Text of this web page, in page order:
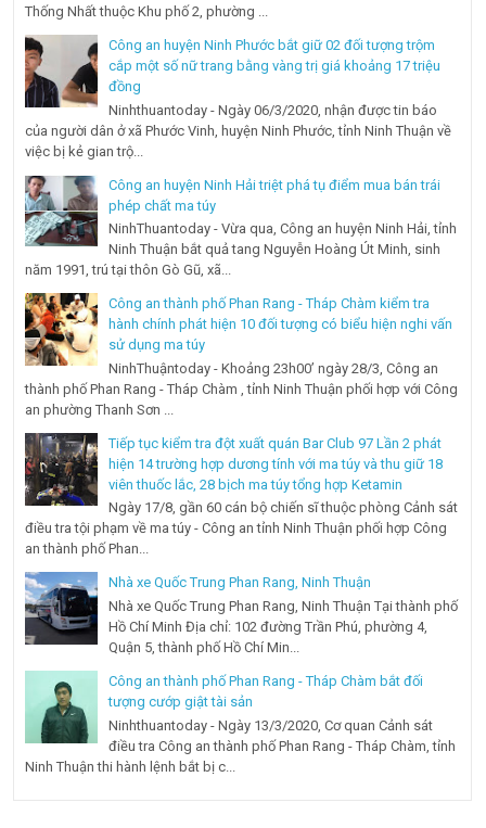
Thống Nhất thuộc Khu phố 2, phường ...
Công an huyện Ninh Phước bắt giữ 02 đối tượng trộm
cắp một số nữ trang bằng vàng trị giá khoảng 17 triệu
đồng
Ninhthuantoday - Ngày 06/3/2020, nhận được tin báo
của người dân ở xã Phước Vinh, huyện Ninh Phước, tỉnh Ninh Thuận về
việc bị kẻ gian trộ...
Công an huyện Ninh Hải triệt phá tụ điểm mua bán trái
phép chất ma túy
NinhThuantoday - Vừa qua, Công an huyện Ninh Hải, tỉnh
Ninh Thuận bắt quả tang Nguyễn Hoàng Út Minh, sinh
năm 1991, trú tại thôn Gò Gũ, xã...
Công an thành phố Phan Rang - Tháp Chàm kiểm tra
hành chính phát hiện 10 đối tượng có biểu hiện nghi vấn
sử dụng ma túy
NinhThuậntoday - Khoảng 23h00’ ngày 28/3, Công an
thành phố Phan Rang - Tháp Chàm , tỉnh Ninh Thuận phối hợp với Công
an phường Thanh Sơn ...
Tiếp tục kiểm tra đột xuất quán Bar Club 97 Lần 2 phát
hiện 14 trường hợp dương tính với ma túy và thu giữ 18
viên thuốc lắc, 28 bịch ma túy tổng hợp Ketamin
Ngày 17/8, gần 60 cán bộ chiến sĩ thuộc phòng Cảnh sát
điều tra tội phạm về ma túy - Công an tỉnh Ninh Thuận phối hợp Công
an thành phố Phan...
Nhà xe Quốc Trung Phan Rang, Ninh Thuận
Nhà xe Quốc Trung Phan Rang, Ninh Thuận Tại thành phố
Hồ Chí Minh Địa chỉ: 102 đường Trần Phú, phường 4,
Quận 5, thành phố Hồ Chí Min...
Công an thành phố Phan Rang - Tháp Chàm bắt đối
tượng cướp giật tài sản
Ninhthuantoday - Ngày 13/3/2020, Cơ quan Cảnh sát
điều tra Công an thành phố Phan Rang - Tháp Chàm, tỉnh
Ninh Thuận thi hành lệnh bắt bị c...